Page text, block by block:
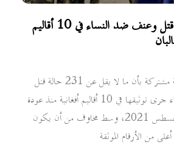
تقرير: 231 حالة قتل وعنف ضد النساء في 10 أقاليم
أفادت تحقيقات صحفية مشتركة بأن ما لا يقل عن 231 حالة قتل
وعنف شديد ضد النساء جرى توثيقها في 10 أقاليم أفغانية منذ عودة
طالبان إلى السلطة في أغسطس 2021، وسط مخاوف من أن يكون
من الأرقام الموثقة